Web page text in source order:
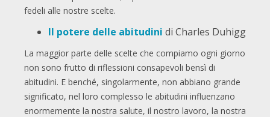
fedeli alle nostre scelte.
Il potere delle abitudini di Charles Duhigg
La maggior parte delle scelte che compiamo ogni giorno
non sono frutto di riflessioni consapevoli bensì di
abitudini. E benché, singolarmente, non abbiano grande
significato, nel loro complesso le abitudini influenzano
enormemente la nostra salute, il nostro lavoro, la nostra